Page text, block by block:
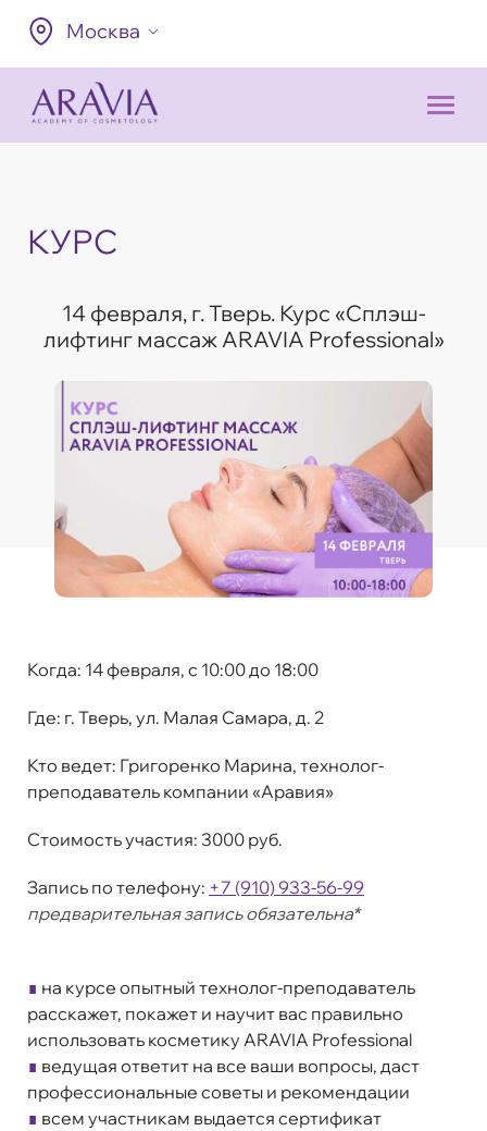
Москва
КУРС
14 февраля, г. Тверь. Курс «Сплэш-
лифтинг массаж ARAVIA Professional»
Когда: 14 февраля, c 10:00 до 18:00
Где: г. Тверь, ул. Малая Самара, д. 2
Кто ведет: Григоренко Марина, технолог-
преподаватель компании «Аравия»
Стоимость участия: 3000 руб.
Запись по телефону: +7 (910) 933-56-99
предварительная запись обязательна*
∎ на курсе опытный технолог-преподаватель
расскажет, покажет и научит вас правильно
использовать косметику ARAVIA Professional
∎ ведущая ответит на все ваши вопросы, даст
профессиональные советы и рекомендации
∎ всем участникам выдается сертификат